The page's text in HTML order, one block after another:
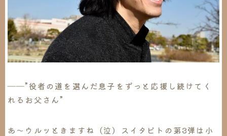
――”役者の道を選んだ息子をずっと応援し続けてく
れるお父さん”
あ～ウルッときますね（泣）
スイタビトの第3弾は小